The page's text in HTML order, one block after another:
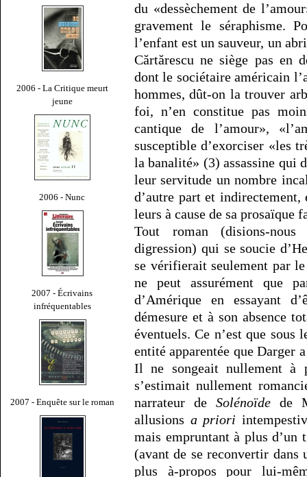
2006 - La Critique meurt
jeune
2006 - Nunc
2007 - Écrivains
infréquentables
2007 - Enquête sur le roman
du «dessèchement de
gravement le séraphisme.
l’enfant est un sauveur, un
Cărtărescu ne siège pas en
dont le sociétaire américain
hommes, dût-on la trouver
foi, n’en constitue pas
cantique de l’amour»,
susceptible d’exorciser «les
la banalité» (3) assassine qui
leur servitude un nombre
d’autre part et
leurs à cause de sa prosaïque
Tout roman (disions-
digression) qui se soucie
se vérifierait seulement par
ne peut assurément que
d’Amérique en essayant
démesure et à son absence
éventuels. Ce n’est que sous
entité apparentée que Darger
Il ne songeait nullement à
s’estimait nullement
narrateur deSolénoïde de
allusions a priori
mais empruntant à plus
(avant de se reconvertir dans
plus à-propos pour lui-